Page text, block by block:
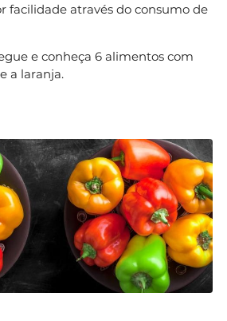
facilidade através do consumo de
e conheça 6 alimentos com
a laranja.